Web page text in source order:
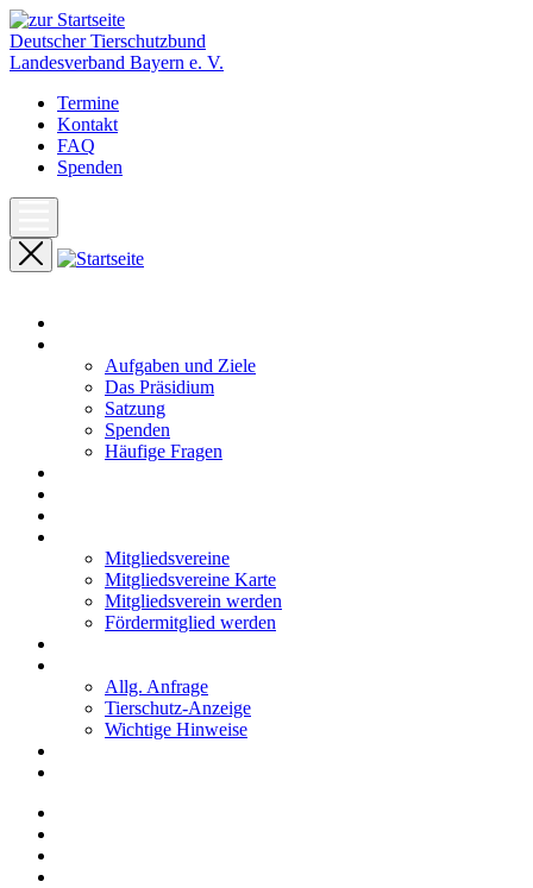
Deutscher Tierschutzbund
Landesverband Bayern e. V.
Termine
Kontakt
FAQ
Spenden
Aufgaben und Ziele
Das Präsidium
Satzung
Spenden
Häufige Fragen
Mitgliedsvereine
Mitgliedsvereine Karte
Mitgliedsverein werden
Fördermitglied werden
Allg. Anfrage
Tierschutz-Anzeige
Wichtige Hinweise